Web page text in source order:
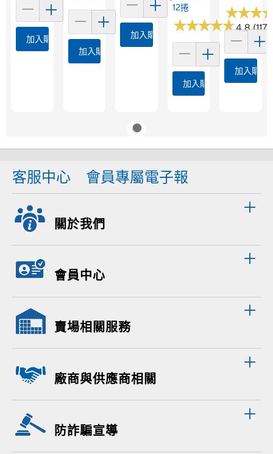
加入購物車
加入購物車
加入購物車
12捲
★★★★★
★★★★★4.8
加入購物車
★★★
★★★
加入購物
客服中心 會員專屬電子報
關於我們
會員中心
賣場相關服務
廠商與供應商相關
防詐騙宣導